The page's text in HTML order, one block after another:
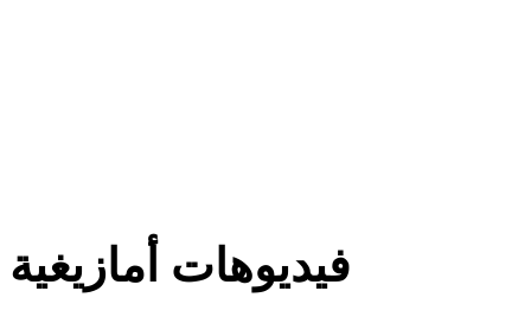
فيديوهات أمازيغية